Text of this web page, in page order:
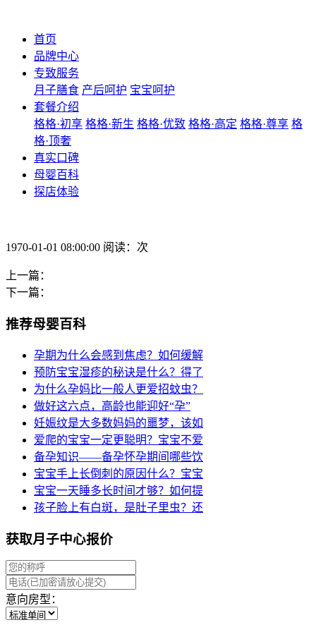
首页
品牌中心
专致服务
月子膳食 产后呵护 宝宝呵护
套餐介绍
格格·初享 格格·新生 格格·优致 格格·高定 格格·尊享 格
格·顶奢
真实口碑
母婴百科
探店体验
1970-01-01 08:00:00 阅读：次
上一篇：
下一篇：
推荐母婴百科
孕期为什么会感到焦虑？如何缓解
预防宝宝湿疹的秘诀是什么？得了
为什么孕妈比一般人更爱招蚊虫？
做好这六点，高龄也能迎好“孕”
妊娠纹是大多数妈妈的噩梦，该如
爱爬的宝宝一定更聪明？宝宝不爱
备孕知识——备孕怀孕期间哪些饮
宝宝手上长倒刺的原因什么？宝宝
宝宝一天睡多长时间才够？如何提
孩子脸上有白斑，是肚子里虫？还
获取月子中心报价
意向房型：